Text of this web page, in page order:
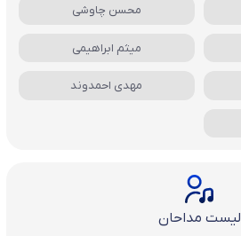
محسن چاوشی
میثم ابراهیمی
مهدی احمدوند
لیست مداحان